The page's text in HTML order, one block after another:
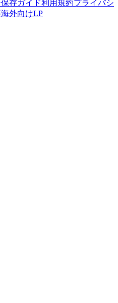
保存ガイド利用規約プライバシ
海外向けLP